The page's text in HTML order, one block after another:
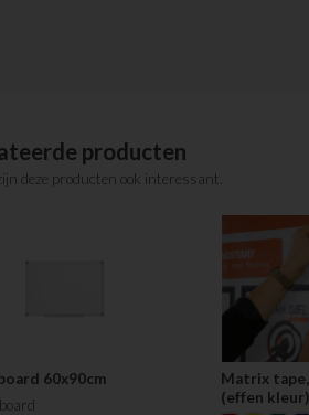
producten
deze producten ook interessant.
60x90cm
Matrix
(effen kleur)